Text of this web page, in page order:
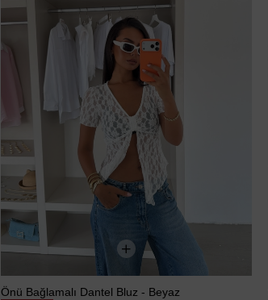
Önü Bağlamalı Dantel Bluz - Beyaz